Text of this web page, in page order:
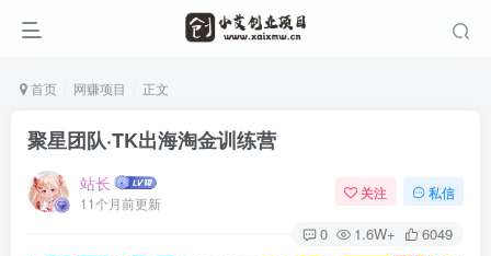
首页 网赚项目 正文
聚星团队·TK出海淘金训练营
站长
11个月前更新
关注 私信
0 1.6W+ 6049